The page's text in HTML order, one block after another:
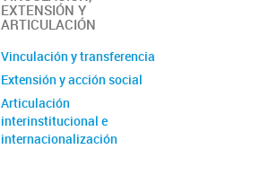
EXTENSIÓN Y
ARTICULACIÓN
Vinculación y transferencia
Extensión y acción social
Articulación
interinstitucional e
internacionalización